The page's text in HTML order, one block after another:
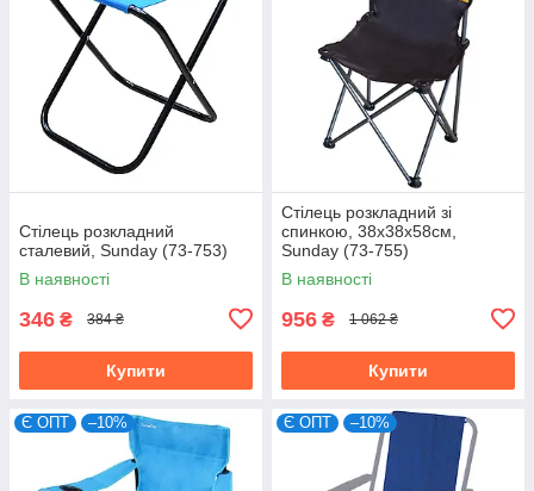
Стілець розкладний
сталевий, Sunday (73-753)
В наявності
346 ₴ 384 ₴
Купити
Стілець розкладний зі
спинкою, 38х38х58см,
Sunday (73-755)
В наявності
956 ₴ 1 062 ₴
Купити
Є ОПТ –10% Є ОПТ –10%